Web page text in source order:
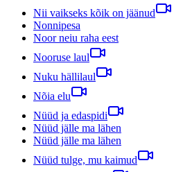
Nii vaikseks kõik on jäänud
Nonnipesa
Noor neiu raha eest
Nooruse laul
Nuku hällilaul
Nõia elu
Nüüd ja edaspidi
Nüüd jälle ma lähen
Nüüd jälle ma lähen
Nüüd tulge, mu kaimud